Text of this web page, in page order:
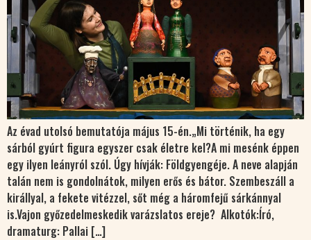
Az évad utolsó bemutatója május 15-én.„Mi történik, ha egy
sárból gyúrt figura egyszer csak életre kel?A mi mesénk éppen
egy ilyen leányról szól. Úgy hívják: Földgyengéje. A neve alapján
talán nem is gondolnátok, milyen erős és bátor. Szembeszáll a
királlyal, a fekete vitézzel, sőt még a háromfejű sárkánnyal
is.Vajon győzedelmeskedik varázslatos ereje? Alkotók:Író,
dramaturg: Pallai […]